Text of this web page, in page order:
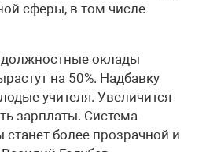
сферы, в том числе
должностные оклады
на 50%. Надбавку
учителя. Увеличится
зарплаты. Система
станет более прозрачной и